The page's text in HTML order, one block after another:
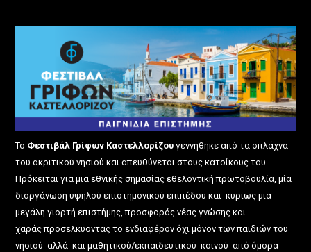
Το Φεστιβάλ Γρίφων Καστελλορίζου γεννήθηκε από τα σπλάχνα
του ακριτικού νησιού και απευθύνεται στους κατοίκους του.
Πρόκειται για μια εθνικής σημασίας εθελοντική πρωτοβουλία, μία
διοργάνωση υψηλού επιστημονικού επιπέδου και κυρίως μια
μεγάλη γιορτή επιστήμης, προσφοράς νέας γνώσης και
χαράς προσελκύοντας το ενδιαφέρον όχι μόνον των παιδιών του
νησιού αλλά και μαθητικού/εκπαιδευτικού κοινού από όμορα